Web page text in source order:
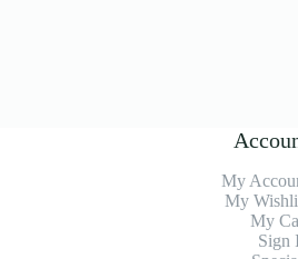
My
My
My
Sign